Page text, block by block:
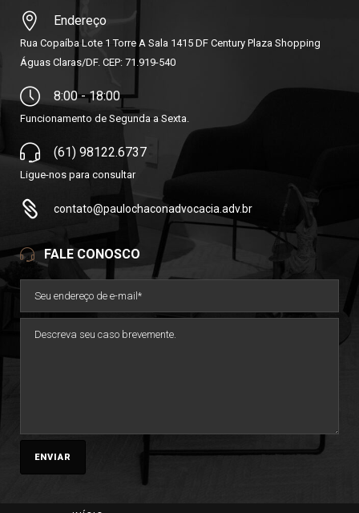
Endereço
Rua Copaíba Lote 1 Torre A Sala 1415 DF Century Plaza Shopping
Águas Claras/DF. CEP: 71.919-540
8:00 - 18:00
Funcionamento de Segunda a Sexta.
(61) 98122.6737
Ligue-nos para consultar
contato@paulochaconadvocacia.adv.br
FALE CONOSCO